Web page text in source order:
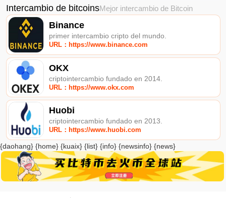
Intercambio de bitcoinsMejor intercambio de Bitcoin
Binance
primer intercambio cripto del mundo.
URL：https://www.binance.com
OKX
criptointercambio fundado en 2014.
URL：https://www.okx.com
Huobi
criptointercambio fundado en 2013.
URL：https://www.huobi.com
{daohang} {home} {kuaix} {list} {info} {newsinfo} {news}